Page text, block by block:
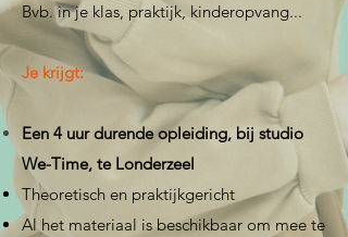
Bvb. in je klas, praktijk, kinderopvang...
Je krijgt:
Een 4 uur durende opleiding, bij studio
We-Time, te Londerzeel
Theoretisch en praktijkgericht
Al het materiaal is beschikbaar om mee te